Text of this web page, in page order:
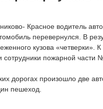
Красное водитель
перевернулся. В
кузова
пожарной части
дорогах произошло две
пешеход.